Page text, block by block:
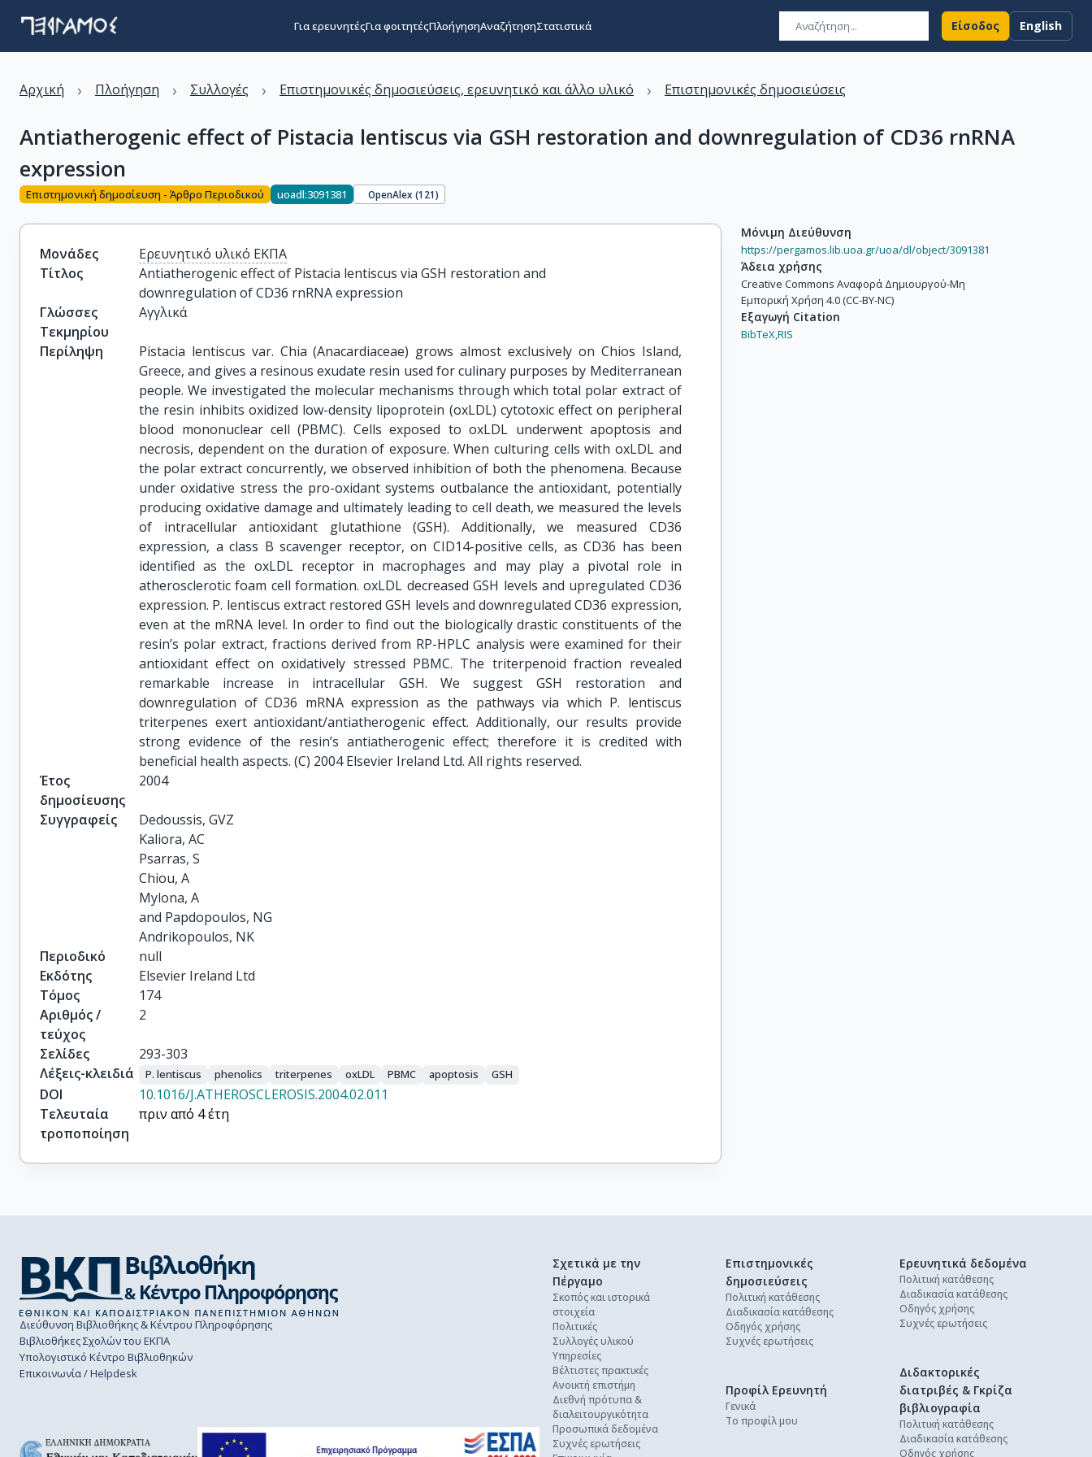
Για ερευνητέςΓια φοιτητέςΠλοήγησηΑναζήτησηΣτατιστικά Είσοδος English
Αρχική › Πλοήγηση › Συλλογές › Επιστημονικές δημοσιεύσεις, ερευνητικό και άλλο υλικό › Επιστημονικές δημοσιεύσεις
Antiatherogenic effect of Pistacia lentiscus via GSH restoration and downregulation of CD36 rnRNA
expression
Επιστημονική δημοσίευση - Άρθρο Περιοδικού uoadl:3091381 OpenAlex (121)
Μονάδες
Ερευνητικό υλικό ΕΚΠΑ
Τίτλος
Antiatherogenic effect of Pistacia lentiscus via GSH restoration and
downregulation of CD36 rnRNA expression
Γλώσσες
Τεκμηρίου
Αγγλικά
Περίληψη
Pistacia lentiscus var. Chia (Anacardiaceae) grows almost exclusively on Chios Island,
Greece, and gives a resinous exudate resin used for culinary purposes by Mediterranean
people. We investigated the molecular mechanisms through which total polar extract of
the resin inhibits oxidized low-density lipoprotein (oxLDL) cytotoxic effect on peripheral
blood mononuclear cell (PBMC). Cells exposed to oxLDL underwent apoptosis and
necrosis, dependent on the duration of exposure. When culturing cells with oxLDL and
the polar extract concurrently, we observed inhibition of both the phenomena. Because
under oxidative stress the pro-oxidant systems outbalance the antioxidant, potentially
producing oxidative damage and ultimately leading to cell death, we measured the levels
of intracellular antioxidant glutathione (GSH). Additionally, we measured CD36
expression, a class B scavenger receptor, on CID14-positive cells, as CD36 has been
identified as the oxLDL receptor in macrophages and may play a pivotal role in
atherosclerotic foam cell formation. oxLDL decreased GSH levels and upregulated CD36
expression. P. lentiscus extract restored GSH levels and downregulated CD36 expression,
even at the mRNA level. In order to find out the biologically drastic constituents of the
resin’s polar extract, fractions derived from RP-HPLC analysis were examined for their
antioxidant effect on oxidatively stressed PBMC. The triterpenoid fraction revealed
remarkable increase in intracellular GSH. We suggest GSH restoration and
downregulation of CD36 mRNA expression as the pathways via which P. lentiscus
triterpenes exert antioxidant/antiatherogenic effect. Additionally, our results provide
strong evidence of the resin’s antiatherogenic effect; therefore it is credited with
beneficial health aspects. (C) 2004 Elsevier Ireland Ltd. All rights reserved.
Έτος
δημοσίευσης
2004
Συγγραφείς
Dedoussis, GVZ
Kaliora, AC
Psarras, S
Chiou, A
Mylona, A
and Papdopoulos, NG
Andrikopoulos, NK
Περιοδικό
null
Εκδότης
Elsevier Ireland Ltd
Τόμος
174
Αριθμός /
τεύχος
2
Σελίδες
293-303
Λέξεις-κλειδιά
P. lentiscus phenolics triterpenes oxLDL PBMC apoptosis GSH
DOI
10.1016/J.ATHEROSCLEROSIS.2004.02.011
Τελευταία
τροποποίηση
πριν από 4 έτη
Μόνιμη Διεύθυνση
https://pergamos.lib.uoa.gr/uoa/dl/object/3091381
Άδεια χρήσης
Creative Commons Αναφορά Δημιουργού-Μη
Εμπορική Χρήση 4.0 (CC-BY-NC)
Εξαγωγή Citation
BibTeX,RIS
Διεύθυνση Βιβλιοθήκης & Κέντρου Πληροφόρησης
Βιβλιοθήκες Σχολών του ΕΚΠΑ
Υπολογιστικό Κέντρο Βιβλιοθηκών
Επικοινωνία / Helpdesk
Σχετικά με την
Πέργαμο
Σκοπός και ιστορικά
στοιχεία
Πολιτικές
Συλλογές υλικού
Υπηρεσίες
Βέλτιστες πρακτικές
Ανοικτή επιστήμη
Διεθνή πρότυπα &
διαλειτουργικότητα
Προσωπικά δεδομένα
Συχνές ερωτήσεις
Επιστημονικές
δημοσιεύσεις
Πολιτική κατάθεσης
Διαδικασία κατάθεσης
Οδηγός χρήσης
Συχνές ερωτήσεις
Ερευνητικά δεδομένα
Πολιτική κατάθεσης
Διαδικασία κατάθεσης
Οδηγός χρήσης
Συχνές ερωτήσεις
Διδακτορικές
διατριβές & Γκρίζα
βιβλιογραφία
Πολιτική κατάθεσης
Διαδικασία κατάθεσης
Οδηγός χρήσης
Προφίλ Ερευνητή
Γενικά
Το προφίλ μου